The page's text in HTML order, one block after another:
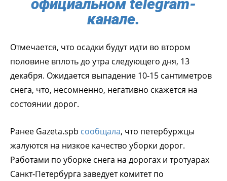
официальном telegram-
канале.
Отмечается, что осадки будут идти во втором
половине вплоть до утра следующего дня, 13
декабря. Ожидается выпадение 10-15 сантиметров
снега, что, несомненно, негативно скажется на
состоянии дорог.
Ранее Gazeta.spb сообщала, что петербуржцы
жалуются на низкое качество уборки дорог.
Работами по уборке снега на дорогах и тротуарах
Санкт-Петербурга заведует комитет по